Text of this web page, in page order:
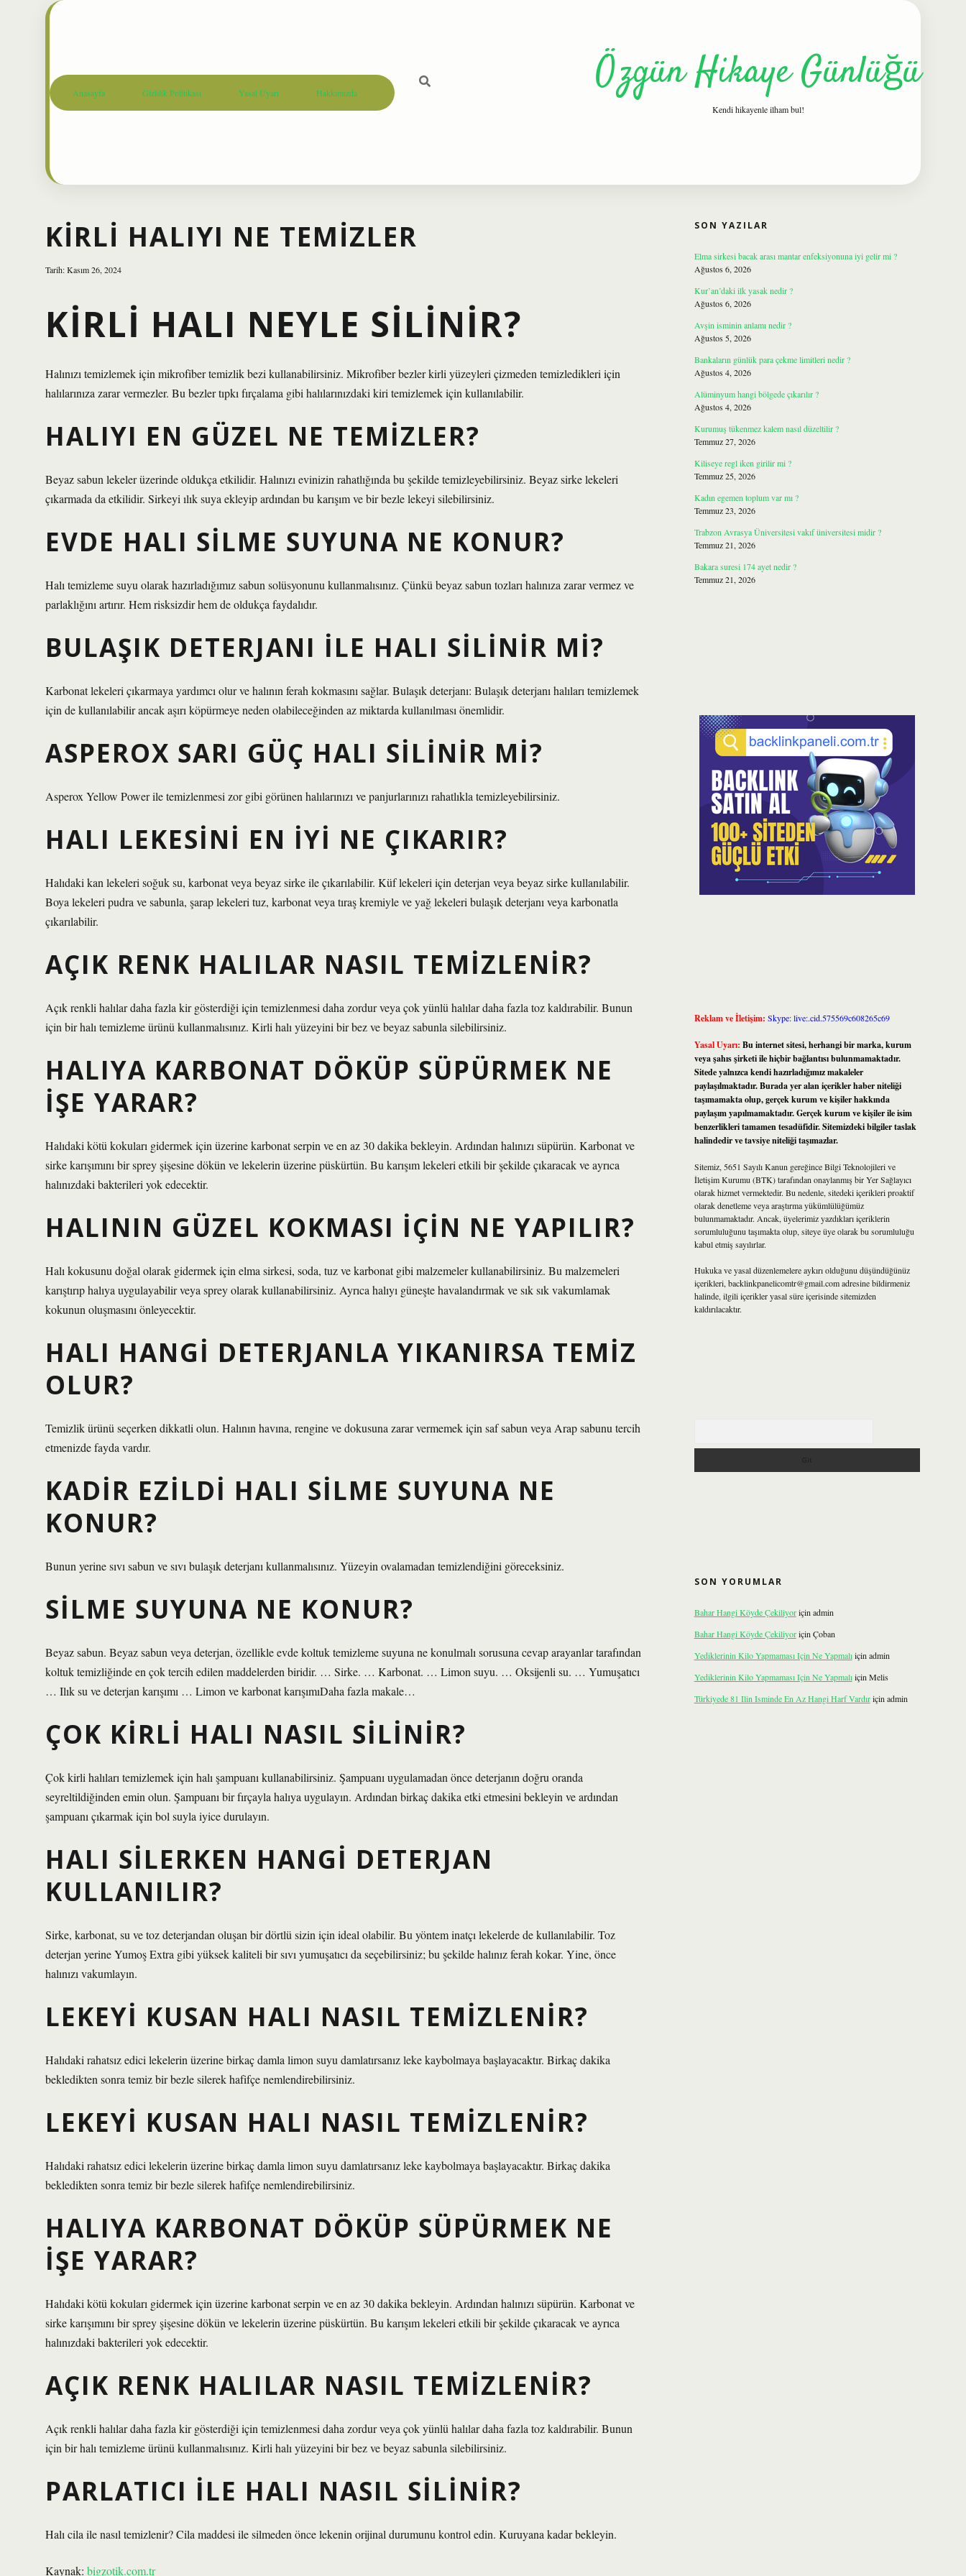
Anasayfa Gizlilik Politikası Yasal Uyarı Hakkımızda Özgün Hikaye Günlüğü
Kendi hikayenle ilham bul!
KIRLI HALIYI NE TEMIZLER
Tarih: Kasım 26, 2024
KIRLI HALI NEYLE SILINIR?
Halınızı temizlemek için mikrofiber temizlik bezi kullanabilirsiniz. Mikrofiber bezler kirli yüzeyleri çizmeden temizledikleri için
halılarınıza zarar vermezler. Bu bezler tıpkı fırçalama gibi halılarınızdaki kiri temizlemek için kullanılabilir.
HALIYI EN GÜZEL NE TEMIZLER?
Beyaz sabun lekeler üzerinde oldukça etkilidir. Halınızı evinizin rahatlığında bu şekilde temizleyebilirsiniz. Beyaz sirke lekeleri
çıkarmada da etkilidir. Sirkeyi ılık suya ekleyip ardından bu karışım ve bir bezle lekeyi silebilirsiniz.
EVDE HALI SILME SUYUNA NE KONUR?
Halı temizleme suyu olarak hazırladığımız sabun solüsyonunu kullanmalısınız. Çünkü beyaz sabun tozları halınıza zarar vermez ve
parlaklığını artırır. Hem risksizdir hem de oldukça faydalıdır.
BULAŞIK DETERJANI ILE HALI SILINIR MI?
Karbonat lekeleri çıkarmaya yardımcı olur ve halının ferah kokmasını sağlar. Bulaşık deterjanı: Bulaşık deterjanı halıları temizlemek
için de kullanılabilir ancak aşırı köpürmeye neden olabileceğinden az miktarda kullanılması önemlidir.
ASPEROX SARI GÜÇ HALI SILINIR MI?
Asperox Yellow Power ile temizlenmesi zor gibi görünen halılarınızı ve panjurlarınızı rahatlıkla temizleyebilirsiniz.
HALI LEKESINI EN IYI NE ÇIKARIR?
Halıdaki kan lekeleri soğuk su, karbonat veya beyaz sirke ile çıkarılabilir. Küf lekeleri için deterjan veya beyaz sirke kullanılabilir.
Boya lekeleri pudra ve sabunla, şarap lekeleri tuz, karbonat veya tıraş kremiyle ve yağ lekeleri bulaşık deterjanı veya karbonatla
çıkarılabilir.
AÇIK RENK HALILAR NASIL TEMIZLENIR?
Açık renkli halılar daha fazla kir gösterdiği için temizlenmesi daha zordur veya çok yünlü halılar daha fazla toz kaldırabilir. Bunun
için bir halı temizleme ürünü kullanmalısınız. Kirli halı yüzeyini bir bez ve beyaz sabunla silebilirsiniz.
HALIYA KARBONAT DÖKÜP SÜPÜRMEK NE
IŞE YARAR?
Halıdaki kötü kokuları gidermek için üzerine karbonat serpin ve en az 30 dakika bekleyin. Ardından halınızı süpürün. Karbonat ve
sirke karışımını bir sprey şişesine dökün ve lekelerin üzerine püskürtün. Bu karışım lekeleri etkili bir şekilde çıkaracak ve ayrıca
halınızdaki bakterileri yok edecektir.
HALININ GÜZEL KOKMASI IÇIN NE YAPILIR?
Halı kokusunu doğal olarak gidermek için elma sirkesi, soda, tuz ve karbonat gibi malzemeler kullanabilirsiniz. Bu malzemeleri
karıştırıp halıya uygulayabilir veya sprey olarak kullanabilirsiniz. Ayrıca halıyı güneşte havalandırmak ve sık sık vakumlamak
kokunun oluşmasını önleyecektir.
HALI HANGI DETERJANLA YIKANIRSA TEMIZ
OLUR?
Temizlik ürünü seçerken dikkatli olun. Halının havına, rengine ve dokusuna zarar vermemek için saf sabun veya Arap sabunu tercih
etmenizde fayda vardır.
KADIR EZILDI HALI SILME SUYUNA NE
KONUR?
Bunun yerine sıvı sabun ve sıvı bulaşık deterjanı kullanmalısınız. Yüzeyin ovalamadan temizlendiğini göreceksiniz.
SILME SUYUNA NE KONUR?
Beyaz sabun. Beyaz sabun veya deterjan, özellikle evde koltuk temizleme suyuna ne konulmalı sorusuna cevap arayanlar tarafından
koltuk temizliğinde en çok tercih edilen maddelerden biridir. … Sirke. … Karbonat. … Limon suyu. … Oksijenli su. … Yumuşatıcı
… Ilık su ve deterjan karışımı … Limon ve karbonat karışımıDaha fazla makale…
ÇOK KIRLI HALI NASIL SILINIR?
Çok kirli halıları temizlemek için halı şampuanı kullanabilirsiniz. Şampuanı uygulamadan önce deterjanın doğru oranda
seyreltildiğinden emin olun. Şampuanı bir fırçayla halıya uygulayın. Ardından birkaç dakika etki etmesini bekleyin ve ardından
şampuanı çıkarmak için bol suyla iyice durulayın.
HALI SILERKEN HANGI DETERJAN
KULLANILIR?
Sirke, karbonat, su ve toz deterjandan oluşan bir dörtlü sizin için ideal olabilir. Bu yöntem inatçı lekelerde de kullanılabilir. Toz
deterjan yerine Yumoş Extra gibi yüksek kaliteli bir sıvı yumuşatıcı da seçebilirsiniz; bu şekilde halınız ferah kokar. Yine, önce
halınızı vakumlayın.
LEKEYI KUSAN HALI NASIL TEMIZLENIR?
Halıdaki rahatsız edici lekelerin üzerine birkaç damla limon suyu damlatırsanız leke kaybolmaya başlayacaktır. Birkaç dakika
bekledikten sonra temiz bir bezle silerek hafifçe nemlendirebilirsiniz.
LEKEYI KUSAN HALI NASIL TEMIZLENIR?
Halıdaki rahatsız edici lekelerin üzerine birkaç damla limon suyu damlatırsanız leke kaybolmaya başlayacaktır. Birkaç dakika
bekledikten sonra temiz bir bezle silerek hafifçe nemlendirebilirsiniz.
HALIYA KARBONAT DÖKÜP SÜPÜRMEK NE
IŞE YARAR?
Halıdaki kötü kokuları gidermek için üzerine karbonat serpin ve en az 30 dakika bekleyin. Ardından halınızı süpürün. Karbonat ve
sirke karışımını bir sprey şişesine dökün ve lekelerin üzerine püskürtün. Bu karışım lekeleri etkili bir şekilde çıkaracak ve ayrıca
halınızdaki bakterileri yok edecektir.
AÇIK RENK HALILAR NASIL TEMIZLENIR?
Açık renkli halılar daha fazla kir gösterdiği için temizlenmesi daha zordur veya çok yünlü halılar daha fazla toz kaldırabilir. Bunun
için bir halı temizleme ürünü kullanmalısınız. Kirli halı yüzeyini bir bez ve beyaz sabunla silebilirsiniz.
PARLATICI ILE HALI NASIL SILINIR?
Halı cila ile nasıl temizlenir? Cila maddesi ile silmeden önce lekenin orijinal durumunu kontrol edin. Kuruyana kadar bekleyin.
Kaynak: bigzotik.com.tr
SON YAZILAR
Elma sirkesi bacak arası mantar enfeksiyonuna iyi gelir mi ?
Ağustos 6, 2026
Kur’an’daki ilk yasak nedir ?
Ağustos 6, 2026
Avşin isminin anlamı nedir ?
Ağustos 5, 2026
Bankaların günlük para çekme limitleri nedir ?
Ağustos 4, 2026
Alüminyum hangi bölgede çıkarılır ?
Ağustos 4, 2026
Kurumuş tükenmez kalem nasıl düzeltilir ?
Temmuz 27, 2026
Kiliseye regl iken girilir mi ?
Temmuz 25, 2026
Kadın egemen toplum var mı ?
Temmuz 23, 2026
Trabzon Avrasya Üniversitesi vakıf üniversitesi midir ?
Temmuz 21, 2026
Bakara suresi 174 ayet nedir ?
Temmuz 21, 2026
Reklam ve İletişim: Skype: live:.cid.575569c608265c69
Yasal Uyarı: Bu internet sitesi, herhangi bir marka, kurum
veya şahıs şirketi ile hiçbir bağlantısı bulunmamaktadır.
Sitede yalnızca kendi hazırladığımız makaleler
paylaşılmaktadır. Burada yer alan içerikler haber niteliği
taşımamakta olup, gerçek kurum ve kişiler hakkında
paylaşım yapılmamaktadır. Gerçek kurum ve kişiler ile isim
benzerlikleri tamamen tesadüfidir. Sitemizdeki bilgiler taslak
halindedir ve tavsiye niteliği taşımazlar.
Sitemiz, 5651 Sayılı Kanun gereğince Bilgi Teknolojileri ve
İletişim Kurumu (BTK) tarafından onaylanmış bir Yer Sağlayıcı
olarak hizmet vermektedir. Bu nedenle, sitedeki içerikleri proaktif
olarak denetleme veya araştırma yükümlülüğümüz
bulunmamaktadır. Ancak, üyelerimiz yazdıkları içeriklerin
sorumluluğunu taşımakta olup, siteye üye olarak bu sorumluluğu
kabul etmiş sayılırlar.
Hukuka ve yasal düzenlemelere aykırı olduğunu düşündüğünüz
içerikleri, backlinkpanelicomtr@gmail.comadresine bildirmeniz
halinde, ilgili içerikler yasal süre içerisinde sitemizden
kaldırılacaktır.
SON YORUMLAR
Bahar Hangi Köyde Çekiliyoriçin admin
Bahar Hangi Köyde Çekiliyoriçin Çoban
Yediklerinin Kilo Yapmaması Için Ne Yapmalıiçin admin
Yediklerinin Kilo Yapmaması Için Ne Yapmalıiçin Melis
Türkiyede 81 Ilin Isminde En Az Hangi Harf Vardıriçin admin